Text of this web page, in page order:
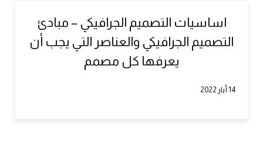
اساسيات التصميم الجرافيكي – مبادئ
التصميم الجرافيكي والعناصر التي يجب أن
يعرفها كل مصمم
14 أيار 2022